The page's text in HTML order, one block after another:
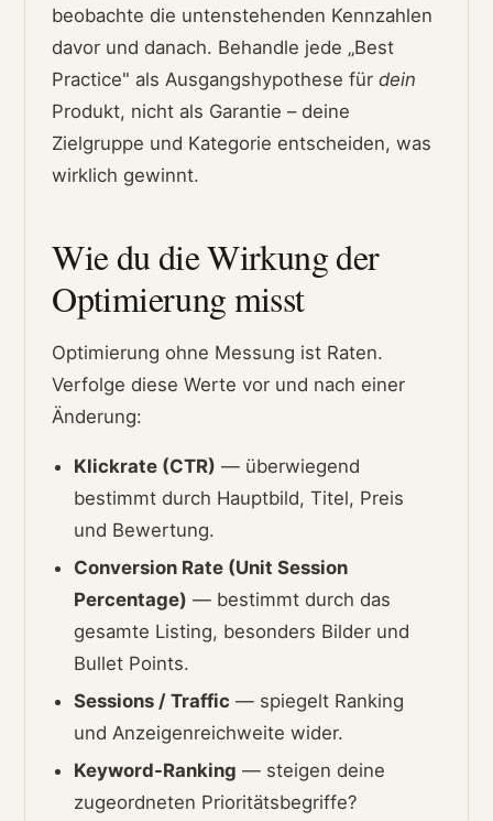
beobachte die untenstehenden Kennzahlen
davor und danach. Behandle jede „Best
Practice" als Ausgangshypothese fürdein
Produkt, nicht als Garantie – deine
Zielgruppe und Kategorie entscheiden, was
wirklich gewinnt.
Wie du die Wirkung der
Optimierung misst
Optimierung ohne Messung ist Raten.
Verfolge diese Werte vor und nach einer
Änderung:
Klickrate (CTR) — überwiegend
bestimmt durch Hauptbild, Titel, Preis
und Bewertung.
Conversion Rate (Unit Session
Percentage) — bestimmt durch das
gesamte Listing, besonders Bilder und
Bullet Points.
Sessions / Traffic — spiegelt Ranking
und Anzeigenreichweite wider.
Keyword-Ranking — steigen deine
zugeordneten Prioritätsbegriffe?